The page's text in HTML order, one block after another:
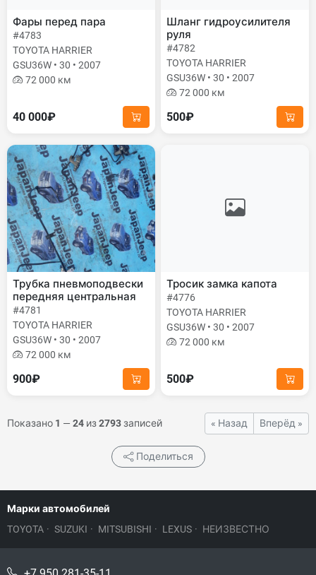
Фары перед пара
#4783
TOYOTA HARRIER
GSU36W • 30 • 2007
72 000 км
40 000₽
Шланг гидроусилителя
руля
#4782
TOYOTA HARRIER
GSU36W • 30 • 2007
72 000 км
500₽
Трубка пневмоподвески
передняя центральная
#4781
TOYOTA HARRIER
GSU36W • 30 • 2007
72 000 км
900₽
Тросик замка капота
#4776
TOYOTA HARRIER
GSU36W • 30 • 2007
72 000 км
500₽
Показано 1 — 24 из2793записей « Назад Вперёд »
Поделиться
Марки автомобилей
TOYOTA · SUZUKI · MITSUBISHI · LEXUS · НЕИЗВЕСТНО